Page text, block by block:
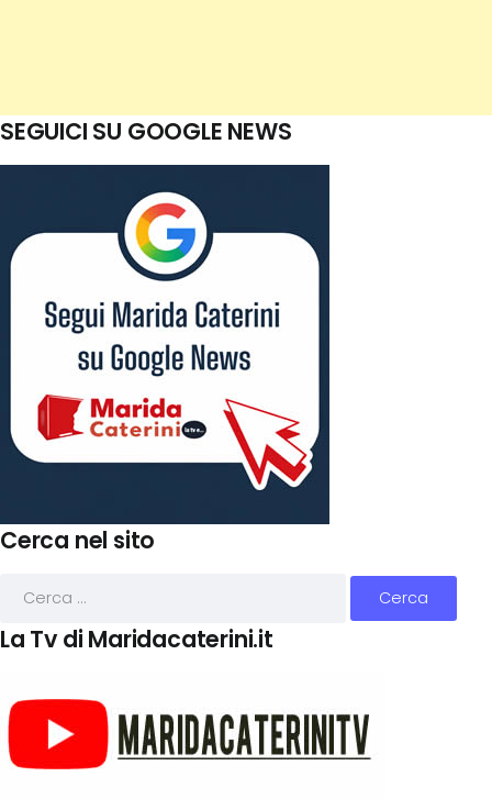
SEGUICI SU GOOGLE NEWS
Cerca nel sito
La Tv di Maridacaterini.it